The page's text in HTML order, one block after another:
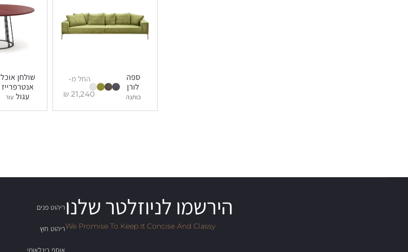
ספה
לורן
כותנה
החל מ-
21,240
₪
שולחן אוכל
אנטרפרייז
עגול עור
הירשמו לניוזלטר שלנו
We Promise To Keep It Concise And Classy
ריהוט פנים
ריהוט חוץ
אוסף בינלאומי